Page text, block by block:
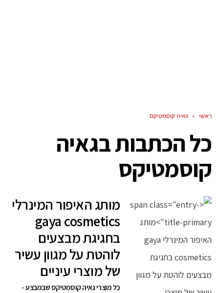
ראשי » גאיה קוסמטיקס
כל הכתבות בגאיה
קוסמטיקס
מותג האיפור המינרלי
gaya cosmetics
בחגיגת מבצעים
לוהטת על מגוון עשיר
של מוצרי עיניים
כל מוצרי גאיה קוסמטיקס שבמבצע -